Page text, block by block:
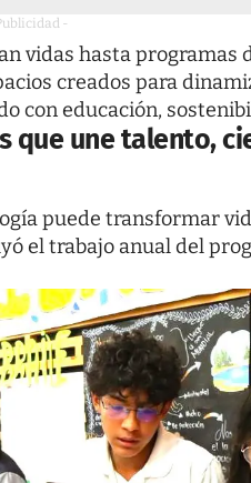
-
vidas hasta programas
creados para
con educación,
que une talento,
puede transformar
el trabajo anual del